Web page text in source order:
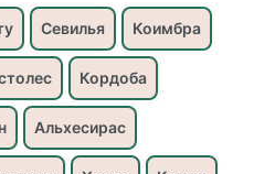
Севилья Коимбра
Кордоба
Альхесирас